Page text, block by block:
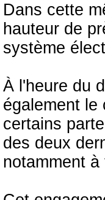
Dans cette
hauteur de
système
À l'heure du
également le
certains
des deux
notamment